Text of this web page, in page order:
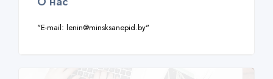
"E-mail: lenin@minsksanepid.by"